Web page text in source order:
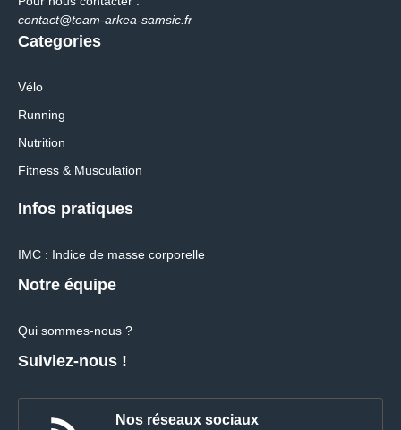
contact@team-arkea-samsic.fr
Categories
Vélo
Running
Nutrition
Fitness & Musculation
Infos pratiques
IMC : Indice de masse corporelle
Notre équipe
Qui sommes-nous ?
Suiviez-nous !
Nos réseaux sociaux